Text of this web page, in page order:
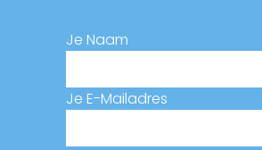
Je Naam
Je E-Mailadres